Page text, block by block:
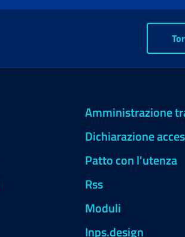
Amministrazione
Dichiarazione
Patto con l'utenza
Rss
Moduli
Inps.design